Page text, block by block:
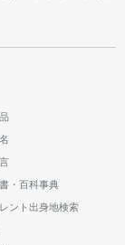
・百科事典
ント出身地検索